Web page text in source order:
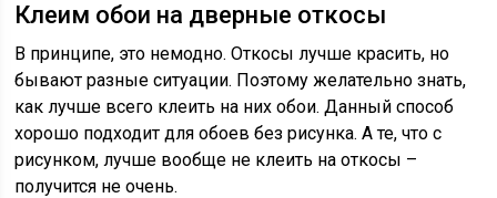
Клеим обои на дверные откосы
В принципе, это немодно. Откосы лучше красить, но
бывают разные ситуации. Поэтому желательно знать,
как лучше всего клеить на них обои. Данный способ
хорошо подходит для обоев без рисунка. А те, что с
рисунком, лучше вообще не клеить на откосы –
получится не очень.